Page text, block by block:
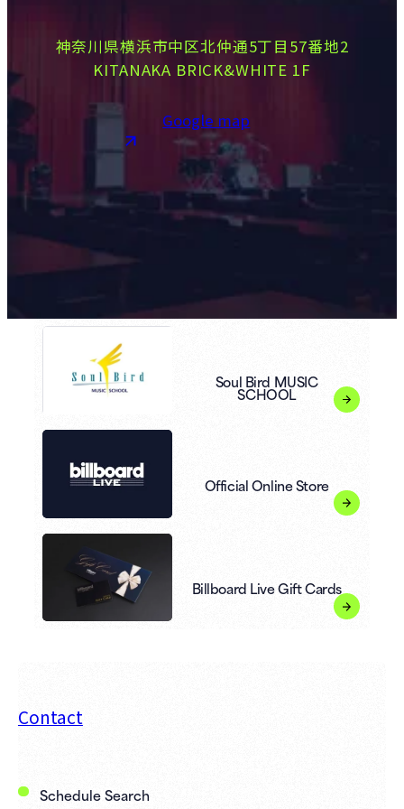
神奈川県横浜市中区北仲通5丁目57番地2
KITANAKA BRICK&WHITE 1F
Google map
Soul Bird MUSIC
SCHOOL
Official Online Store
Billboard Live Gift Cards
Contact
Schedule Search